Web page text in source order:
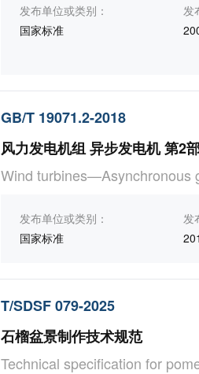
发布单位或类别：
国家标准
发
GB/T 19071.2-2018
风力发电机组 异步发电机 第2
Wind turbines—Asynchronous
发布单位或类别：
国家标准
发
T/SDSF 079-2025
石榴盆景制作技术规范
Technical specification for